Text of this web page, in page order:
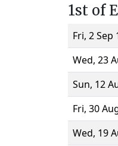
1st of
Fri, 2 Sep
Wed, 23
Sun, 12
Fri, 30
Wed, 19